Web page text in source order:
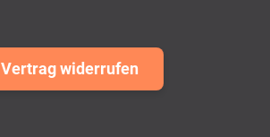
Vertrag widerrufen